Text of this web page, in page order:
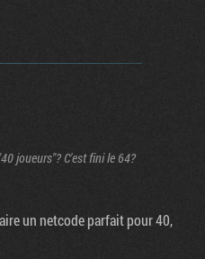
joueurs"? C'est fini le 64?
un netcode parfait pour 40,